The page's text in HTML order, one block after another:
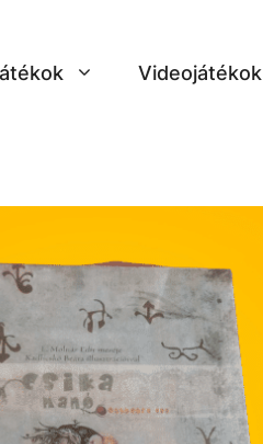
Videojátékok